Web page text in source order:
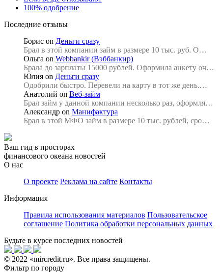
100% одобрение
Последние отзывы
Борис on Деньги сразу
Брал в этой компании займ в размере 10 тыс. руб. О…
Ольга on Webbankir (Вэббанкир)
Брала до зарплаты 15000 рублей. Оформила анкету оч…
Юлия on Деньги сразу
Одобрили быстро. Перевели на карту в тот же день.…
Анатолий on Веб-займ
Брал займ у данной компании несколько раз, оформля…
Александр on Манифактура
Брал в этой МФО займ в размере 10 тыс. рублей, сро…
Ваш гид в просторах
финансового океана новостей
О нас
О проекте Реклама на сайте Контакты
Информация
Правила использования материалов Пользовательское
соглашение Политика обработки персональных данных
Будьте в курсе последних новостей
© 2022 «mircredit.ru». Все права защищены.
Фильтр по городу